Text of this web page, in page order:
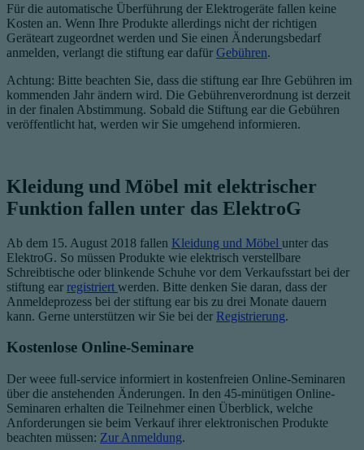
Für die automatische Überführung der Elektrogeräte fallen keine
Kosten an. Wenn Ihre Produkte allerdings nicht der richtigen
Geräteart zugeordnet werden und Sie einen Änderungsbedarf
anmelden, verlangt die stiftung ear dafür Gebühren.
Achtung: Bitte beachten Sie, dass die stiftung ear Ihre Gebühren im
kommenden Jahr ändern wird. Die Gebührenverordnung ist derzeit
in der finalen Abstimmung. Sobald die Stiftung ear die Gebühren
veröffentlicht hat, werden wir Sie umgehend informieren.
Kleidung und Möbel mit elektrischer
Funktion fallen unter das ElektroG
Ab dem 15. August 2018 fallen Kleidung und Möbel unter das
ElektroG. So müssen Produkte wie elektrisch verstellbare
Schreibtische oder blinkende Schuhe vor dem Verkaufsstart bei der
stiftung ear registriert werden. Bitte denken Sie daran, dass der
Anmeldeprozess bei der stiftung ear bis zu drei Monate dauern
kann. Gerne unterstützen wir Sie bei der Registrierung.
Kostenlose Online-Seminare
Der weee full-service informiert in kostenfreien Online-Seminaren
über die anstehenden Änderungen. In den 45-minütigen Online-
Seminaren erhalten die Teilnehmer einen Überblick, welche
Anforderungen sie beim Verkauf ihrer elektronischen Produkte
beachten müssen: Zur Anmeldung.